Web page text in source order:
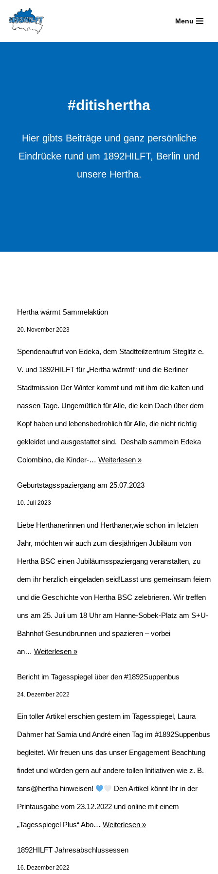
Zum
Menu
#ditishertha
Hier gibts Beiträge und ganz persönliche
Eindrücke rund um 1892HILFT, Berlin und
unsere Hertha.
Hertha wärmt Sammelaktion
20. November 2023
Spendenaufruf von Edeka, dem Stadtteilzentrum Steglitz e.
V. und 1892HILFT für „Hertha wärmt!“ und die Berliner
Stadtmission Der Winter kommt und mit ihm die kalten und
nassen Tage. Ungemütlich für Alle, die kein Dach über dem
Kopf haben und lebensbedrohlich für Alle, die nicht richtig
gekleidet und ausgestattet sind. Deshalb sammeln Edeka
Colombino, die Kinder-… Weiterlesen »
Geburtstagsspaziergang am 25.07.2023
10. Juli 2023
Liebe Herthanerinnen und Herthaner,wie schon im letzten
Jahr, möchten wir auch zum diesjährigen Jubiläum von
Hertha BSC einen Jubiläumsspaziergang veranstalten, zu
dem ihr herzlich eingeladen seid!Lasst uns gemeinsam feiern
und die Geschichte von Hertha BSC zelebrieren. Wir treffen
uns am 25. Juli um 18 Uhr am Hanne-Sobek-Platz am S+U-
Bahnhof Gesundbrunnen und spazieren – vorbei
an… Weiterlesen »
Bericht im Tagesspiegel über den #1892Suppenbus
24. Dezember 2022
Ein toller Artikel erschien gestern im Tagesspiegel, Laura
Dahmer hat Samia und André einen Tag im #1892Suppenbus
begleitet. Wir freuen uns das unser Engagement Beachtung
findet und würden gern auf andere tollen Initiativen wie z. B.
fans@hertha hinweisen! Den Artikel könnt Ihr in der
Printausgabe vom 23.12.2022 und online mit einem
„Tagesspiegel Plus“ Abo… Weiterlesen »
1892HILFT Jahresabschlussessen
16. Dezember 2022